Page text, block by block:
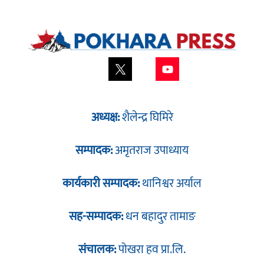
अध्यक्ष:शैलेन्द्र घिमिरे
सम्पादक:अमृतराज उपाध्याय
कार्यकारी सम्पादक:थानिश्वर अर्याल
सह-सम्पादक:धन बहादुर तामाङ
संचालक:पोखरा हव प्रा.लि.